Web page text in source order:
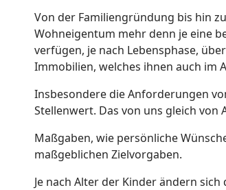
Von der Familiengründung bis hin
Wohneigentum mehr denn je eine
verfügen, je nach Lebensphase,
Immobilien, welches ihnen auch im
Insbesondere die Anforderungen
Stellenwert. Das von uns gleich
Maßgaben, wie persönliche
maßgeblichen Zielvorgaben.
Je nach Alter der Kinder ändern